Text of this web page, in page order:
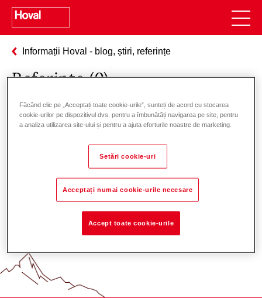
Informații Hoval - blog, știri, referințe
Referințe (0)
Filtru Referințe
Responsabilitate pentru energie și
mediu
Făcând clic pe „Acceptați toate cookie-urile”, sunteți de acord cu stocarea
cookie-urilor pe dispozitivul dvs. pentru a îmbunătăți navigarea pe site, pentru
a analiza utilizarea site-ului și pentru a ajuta eforturile noastre de marketing.
Setări cookie-uri
Acceptați numai cookie-urile necesare
Accept toate cookie-urile